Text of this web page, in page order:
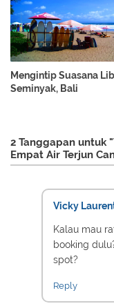
Mengintip Suasana
Seminyak, Bali
2 Tanggapan untuk
Empat Air Terjun
Vicky
Kalau mau
booking
spot?
Reply